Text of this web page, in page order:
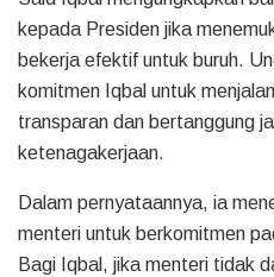
kepada Presiden jika
bekerja efektif untuk buruh.
komitmen Iqbal untuk
transparan dan bertanggung
ketenagakerjaan.
Dalam pernyataannya, ia
menteri untuk berkomitmen
Bagi Iqbal, jika menteri tidak